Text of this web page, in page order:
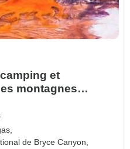
et
montagnes
de Bryce Canyon,